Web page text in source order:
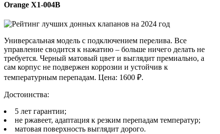
Orange X1-004B
Универсальная модель с подключением перелива. Все
управление сводится к нажатию – больше ничего делать не
требуется. Черный матовый цвет и выглядит премиально, а
сам корпус не подвержен коррозии и устойчив к
температурным перепадам. Цена: 1600 ₽.
Достоинства:
5 лет гарантии;
не ржавеет, адаптация к резким перепадам температур;
матовая поверхность выглядит дорого.